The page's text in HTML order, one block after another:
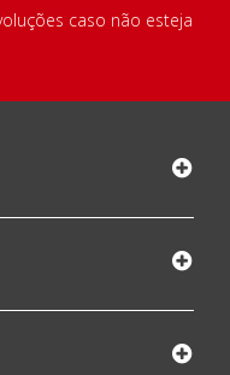
caso não esteja